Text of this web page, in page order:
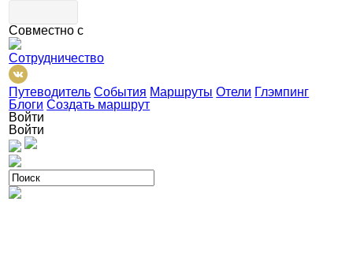
Совместно с
Сотрудничество
Путеводитель События Маршруты Отели Глэмпинг
Блоги Создать маршрут
Войти
Войти